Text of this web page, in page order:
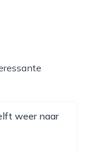
weer naar